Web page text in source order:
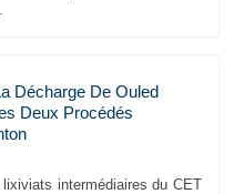
Décharge De Ouled
Deux Procédés
lixiviats intermédiaires du CET